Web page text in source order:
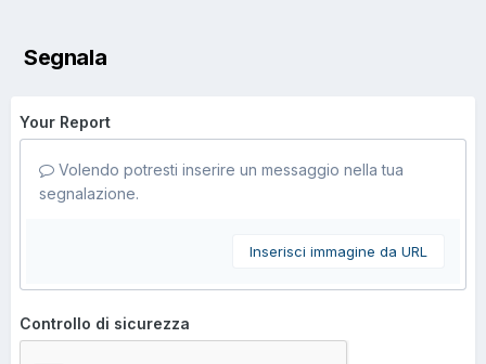
Segnala
Your Report
Volendo potresti inserire un messaggio nella tua
segnalazione.
Inserisci immagine da URL
Controllo di sicurezza